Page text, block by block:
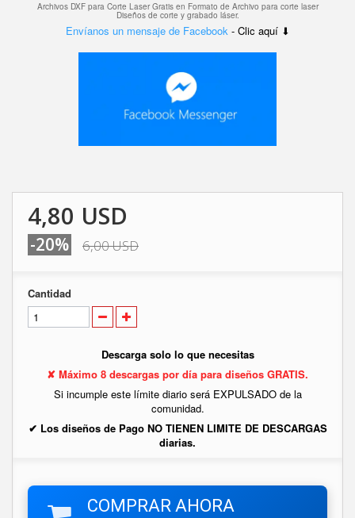
Archivos DXF para Corte Laser Gratis en Formato de Archivo para corte laser
Diseños de corte y grabado láser.
Envíanos un mensaje de Facebook - Clic aquí ⬇
4,80 USD
-20% 6,00 USD
Cantidad
Descarga solo lo que necesitas
✘ Máximo 8 descargas por día para diseños GRATIS.
Si incumple este límite diario será EXPULSADO de la
comunidad.
✔ Los diseños de Pago NO TIENEN LIMITE DE DESCARGAS
diarias.
COMPRAR AHORA